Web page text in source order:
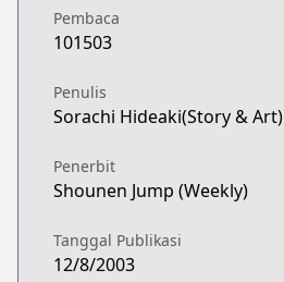
Pembaca
101503
Penulis
Sorachi Hideaki(Story & Art)
Penerbit
Shounen Jump (Weekly)
Tanggal Publikasi
12/8/2003